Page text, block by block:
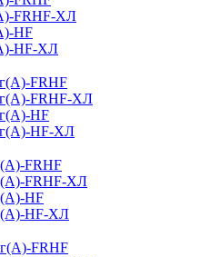
FRHF-ХЛ
HF
HF-ХЛ
FRHF
FRHF-ХЛ
HF
HF-ХЛ
FRHF
FRHF-ХЛ
HF
HF-ХЛ
FRHF